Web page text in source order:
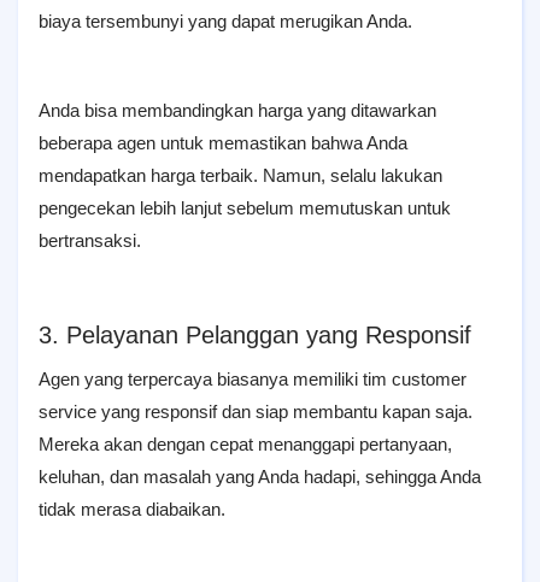
biaya tersembunyi yang dapat merugikan Anda.
Anda bisa membandingkan harga yang ditawarkan
beberapa agen untuk memastikan bahwa Anda
mendapatkan harga terbaik. Namun, selalu lakukan
pengecekan lebih lanjut sebelum memutuskan untuk
bertransaksi.
3. Pelayanan Pelanggan yang Responsif
Agen yang terpercaya biasanya memiliki tim customer
service yang responsif dan siap membantu kapan saja.
Mereka akan dengan cepat menanggapi pertanyaan,
keluhan, dan masalah yang Anda hadapi, sehingga Anda
tidak merasa diabaikan.